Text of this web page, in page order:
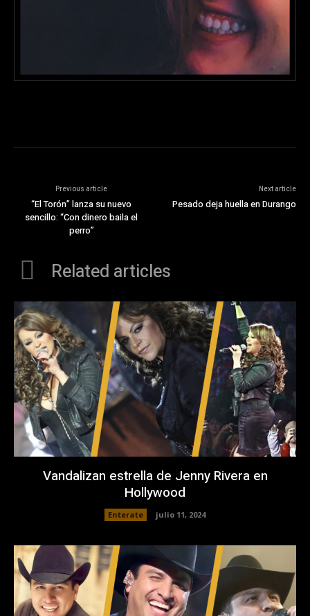
Previous article
“El Torón” lanza su nuevo
sencillo: “Con dinero baila el
perro”
Next article
Pesado deja huella en Durango
Related articles
Vandalizan estrella de Jenny Rivera en
Hollywood
Enterate julio 11, 2024